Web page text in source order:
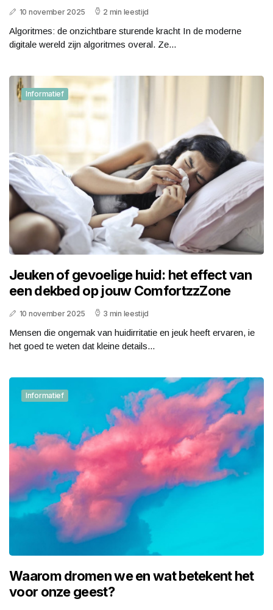
10 november 2025 2 min leestijd
Algoritmes: de onzichtbare sturende kracht In de moderne
digitale wereld zijn algoritmes overal. Ze...
Informatief
Jeuken of gevoelige huid: het effect van
een dekbed op jouw ComfortzzZone
10 november 2025 3 min leestijd
Mensen die ongemak van huidirritatie en jeuk heeft ervaren, ie
het goed te weten dat kleine details...
Informatief
Waarom dromen we en wat betekent het
voor onze geest?